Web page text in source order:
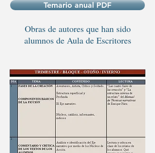
Temario anual PDF
Obras de autores que han sido
alumnos de Aula de Escritores